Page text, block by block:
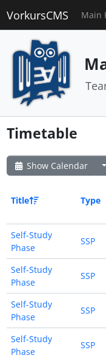
VorkursCMS Main
Timetable
Show Calendar
Title Type
Self-Study
Phase
SSP
Self-Study
Phase
SSP
Self-Study
Phase
SSP
Self-Study
Phase
SSP